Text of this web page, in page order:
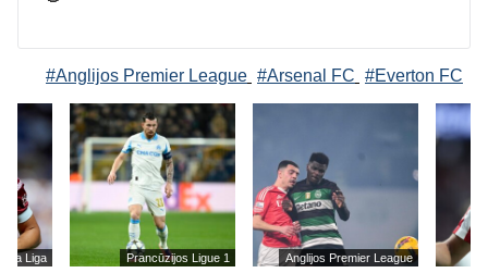
#Anglijos Premier League #Arsenal FC #Everton FC
La Liga Prancūzijos Ligue 1 Anglijos Premier League